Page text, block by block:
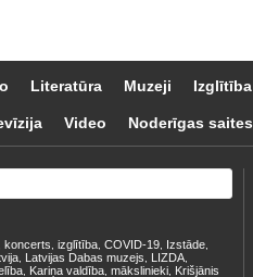
Literatūra Muzeji Izglītība
Video Noderīgas saites
koncerts izglītība COVID-19 Izstāde
Latvijas Dabas muzejs LIZDA
Kariņa valdība mākslinieki Krišjānis